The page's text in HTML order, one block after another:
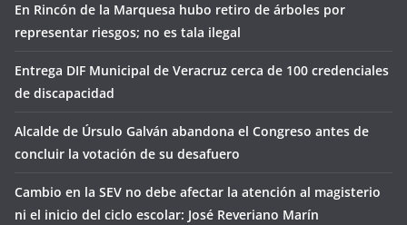
En Rincón de la Marquesa hubo retiro de árboles por
representar riesgos; no es tala ilegal
Entrega DIF Municipal de Veracruz cerca de 100 credenciales
de discapacidad
Alcalde de Úrsulo Galván abandona el Congreso antes de
concluir la votación de su desafuero
Cambio en la SEV no debe afectar la atención al magisterio
ni el inicio del ciclo escolar: José Reveriano Marín